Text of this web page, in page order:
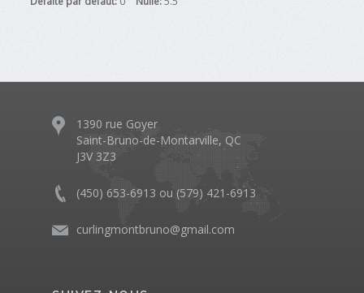
1390 rue Goyer
Saint-Bruno-de-Montarville, QC
J3V 3Z3
(450) 653-6913 ou (579) 421-6913
curlingmontbruno@gmail.com